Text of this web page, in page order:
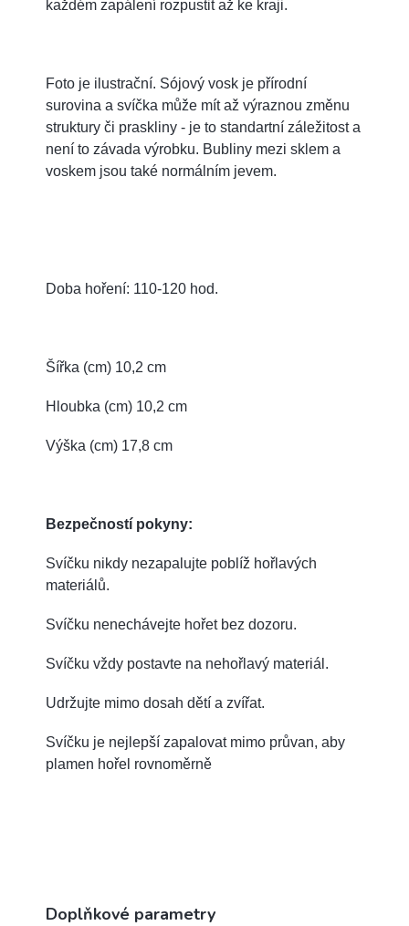
každém zapálení rozpustit až ke kraji.
Foto je ilustrační. Sójový vosk je přírodní
surovina a svíčka může mít až výraznou změnu
struktury či praskliny - je to standartní záležitost a
není to závada výrobku. Bubliny mezi sklem a
voskem jsou také normálním jevem.
Doba hoření: 110-120 hod.
Šířka (cm) 10,2 cm
Hloubka (cm) 10,2 cm
Výška (cm) 17,8 cm
Bezpečností pokyny:
Svíčku nikdy nezapalujte poblíž hořlavých
materiálů.
Svíčku nenechávejte hořet bez dozoru.
Svíčku vždy postavte na nehořlavý materiál.
Udržujte mimo dosah dětí a zvířat.
Svíčku je nejlepší zapalovat mimo průvan, aby
plamen hořel rovnoměrně
Doplňkové parametry